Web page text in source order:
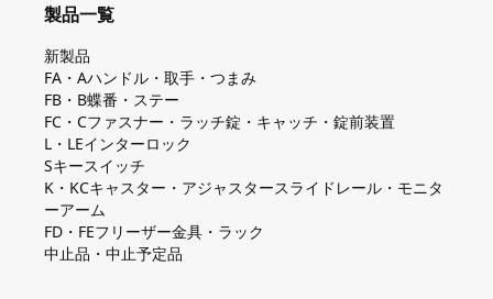
製品一覧
新製品
FA・Aハンドル・取手・つまみ
FB・B蝶番・ステー
FC・Cファスナー・ラッチ錠・キャッチ・錠前装置
L・LEインターロック
Sキースイッチ
K・KCキャスター・アジャスタースライドレール・モニタ
ーアーム
FD・FEフリーザー金具・ラック
中止品・中止予定品